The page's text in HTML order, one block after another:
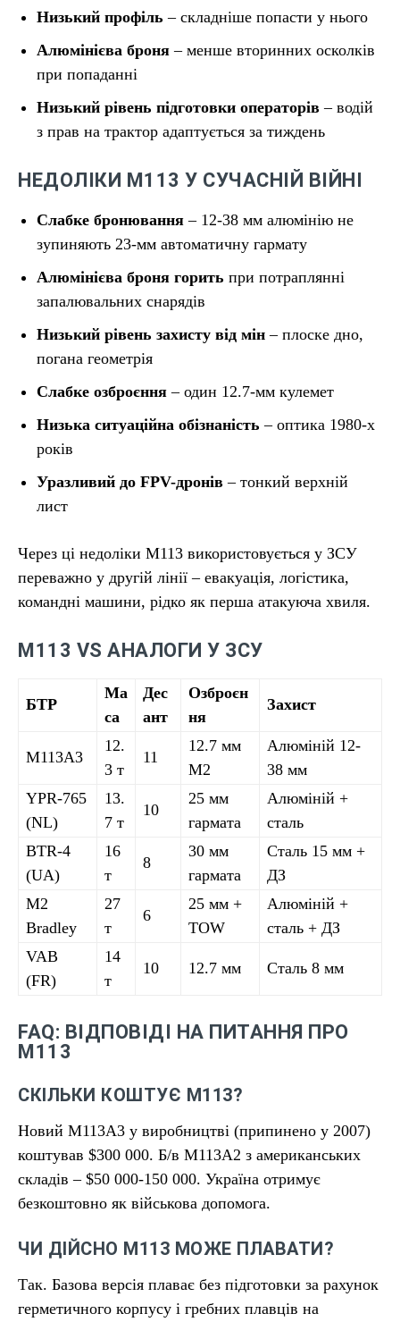
Низький профіль – складніше попасти у нього
Алюмінієва броня – менше вторинних осколків
при попаданні
Низький рівень підготовки операторів – водій
з прав на трактор адаптується за тиждень
НЕДОЛІКИ М113 У СУЧАСНІЙ ВІЙНІ
Слабке бронювання – 12-38 мм алюмінію не
зупиняють 23-мм автоматичну гармату
Алюмінієва броня горить при потраплянні
запалювальних снарядів
Низький рівень захисту від мін – плоске дно,
погана геометрія
Слабке озброєння – один 12.7-мм кулемет
Низька ситуаційна обізнаність – оптика 1980-х
років
Уразливий до FPV-дронів – тонкий верхній
лист
Через ці недоліки М113 використовується у ЗСУ
переважно у другій лінії – евакуація, логістика,
командні машини, рідко як перша атакуюча хвиля.
М113 VS АНАЛОГИ У ЗСУ
БТР
Ма
са
Дес
ант
Озброєн
ня
Захист
М113A3
12.
3 т
11
12.7 мм
M2
Алюміній 12-
38 мм
YPR-765
(NL)
13.
7 т
10
25 мм
гармата
Алюміній +
сталь
BTR-4
(UA)
16
т
8
30 мм
гармата
Сталь 15 мм +
ДЗ
M2
Bradley
27
т
6
25 мм +
TOW
Алюміній +
сталь + ДЗ
VAB
(FR)
14
т
10 12.7 мм Сталь 8 мм
FAQ: ВІДПОВІДІ НА ПИТАННЯ ПРО
М113
СКІЛЬКИ КОШТУЄ М113?
Новий М113A3 у виробництві (припинено у 2007)
коштував $300 000. Б/в М113A2 з американських
складів – $50 000-150 000. Україна отримує
безкоштовно як військова допомога.
ЧИ ДІЙСНО М113 МОЖЕ ПЛАВАТИ?
Так. Базова версія плаває без підготовки за рахунок
герметичного корпусу і гребних плавців на